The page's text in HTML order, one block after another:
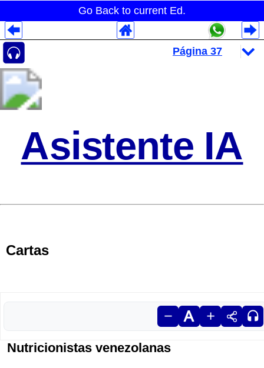
Go Back to current Ed.
Asistente IA
Cartas
Nutricionistas venezolanas
Despliegues Analytics
Despliegues Totales
Despliegues por Rubros